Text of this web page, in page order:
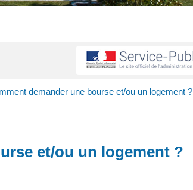
demander une bourse et/ou un logement ?
et/ou un logement ?